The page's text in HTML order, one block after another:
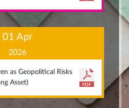
01 Apr
2026
as Geopolitical Risks
Asset)